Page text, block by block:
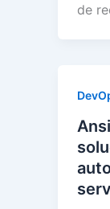
de